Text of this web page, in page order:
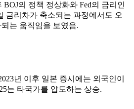
의 정책 정상화와 Fed의 금리인
금리차가 축소되는 과정에서도 오
는 움직임을 보였음.
년 이후 일본 증시에는 외국인이
는 타국가를 압도하는 상승.